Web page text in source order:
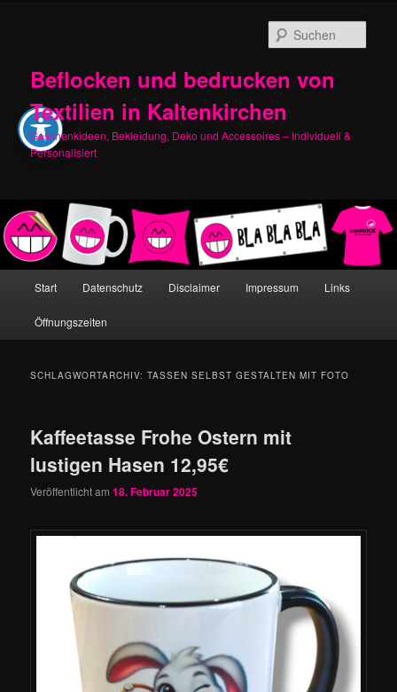
Beflocken und bedrucken von
Textilien in Kaltenkirchen
Geschenkideen, Bekleidung, Deko und Accessoires – Individuell &
Personalisiert
Start Datenschutz Disclaimer Impressum Links
Öffnungszeiten
SCHLAGWORTARCHIV:TASSEN SELBST GESTALTEN MIT FOTO
Kaffeetasse Frohe Ostern mit
lustigen Hasen 12,95€
Veröffentlicht am18. Februar 2025